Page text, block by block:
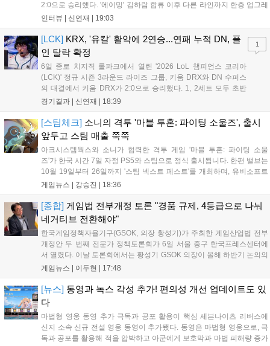
2:0으로 승리했다. '에이밍' 김하람 합류 이후 다른 라인까지 한층 업그레
이드 된 경기력을 보여주며 기분 좋은 2연승을 달렸다. 경기 종료 후 기
인터뷰 | 신연재 19:03
[LCK] KRX, '유칼' 활약에 2연승...연패 누적 DN, 플
인 탈락 확정
6일 종로 치지직 롤파크에서 열린 '2026 LoL 챔피언스 코리아
(LCK)' 정규 시즌 3라운드 라이즈 그룹, 키움 DRX와 DN 수퍼스
의 대결에서 키움 DRX가 2:0으로 승리했다. 1, 2세트 모두 초반
부터 앞서나갔고, 별다른 위기 없이 승리를 꿰찼다. DN 수퍼스는
의 출발이 매우 좋...
경기결과 | 신연재 18:39
1
[스팀체크] 소니의 격투 '마블 투혼: 파이팅 소울즈', 출시
앞두고 스팀 매출 쭉쭉
아크시스템웍스와 소니가 협력한 격투 게임 '마블 투혼: 파이팅 소울
즈'가 한국 시간 7일 자정 PS5와 스팀으로 정식 출시됩니다. 한편 밸브는
10월 19일부터 26일까지 '스팀 넥스트 페스트'를 개최하며, 유비소프트
의 '더 디비전 리서전스'가 스팀에 출시되었고, 농장 시뮬레이션 '돌록 타
각기 다른 장르에서 이용자들의 기대를 모으고 있습니다....
게임뉴스 | 강승진 18:36
[종합] 게임법 전부개정 토론 "경품 규제, 4등급으로 나눠
네거티브 전환해야"
한국게임정책자율기구(GSOK, 의장 황성기)가 주최한 게임산업법 전부
개정안 두 번째 전문가 정책토론회가 6일 서울 중구 한국프레스센터에
서 열렸다. 이날 토론회에서는 황성기 GSOK 의장이 올해 하반기 논의의
주요 쟁점과 성과를 짚은 데 이어, 박종현 한양대 법학전문대학원 교수
호사가 게임 등...
게임뉴스 | 이두현 17:48
[뉴스] 동영과 녹스 각성 추가! 편의성 개선 업데이트도 있
다
마법형 영웅 동영 추가 극독과 공포 활용이 핵심 세븐나이츠 리버스에
신지 소속 신규 전설 영웅 동영이 추가됐다. 동영은 마법형 영웅으로, 극
독과 공포를 활용해 적을 압박하고 아군에게 보호막과 마법 피해량 증가